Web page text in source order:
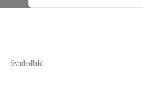
Symbolbild